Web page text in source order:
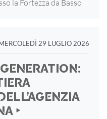
la Fortezza da Basso
29 LUGLIO 2026
‣